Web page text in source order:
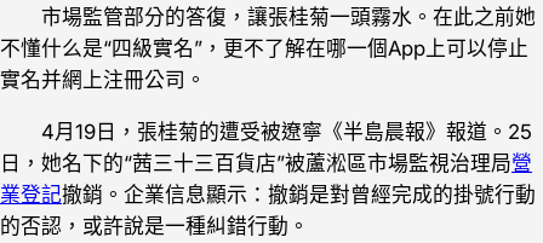
市場監管部分的答復，讓張桂菊一頭霧水。在此之前她
不懂什么是“四級實名”，更不了解在哪一個App上可以停止
實名并網上注冊公司。
4月19日，張桂菊的遭受被遼寧《半島晨報》報道。25
日，她名下的“茜三十三百貨店”被蘆淞區市場監視治理局營
業登記撤銷。企業信息顯示：撤銷是對曾經完成的掛號行動
的否認，或許說是一種糾錯行動。